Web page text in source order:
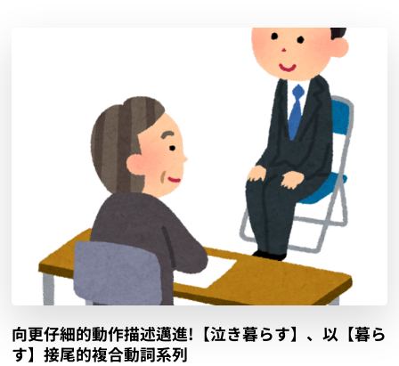
向更仔細的動作描述邁進!【泣き暮らす】、以【暮ら
す】接尾的複合動詞系列